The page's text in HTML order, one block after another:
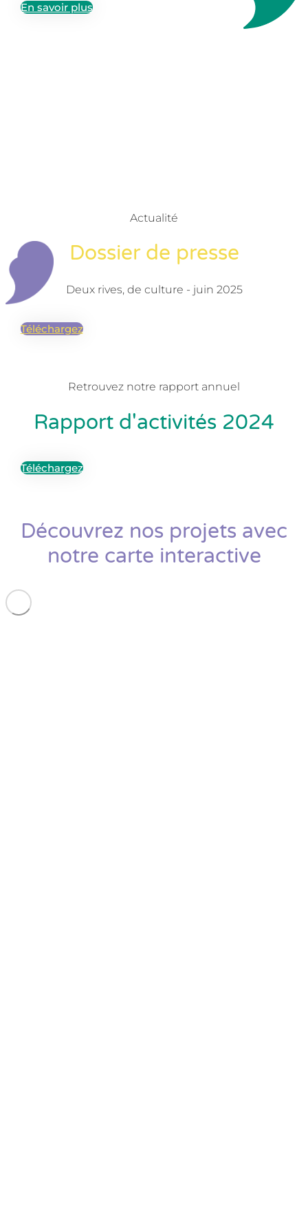
En savoir plus
Actualité
Dossier de presse
Deux rives, de culture - juin 2025
Téléchargez
Retrouvez notre rapport annuel
Rapport d'activités 2024
Téléchargez
Découvrez nos projets avec
notre carte interactive